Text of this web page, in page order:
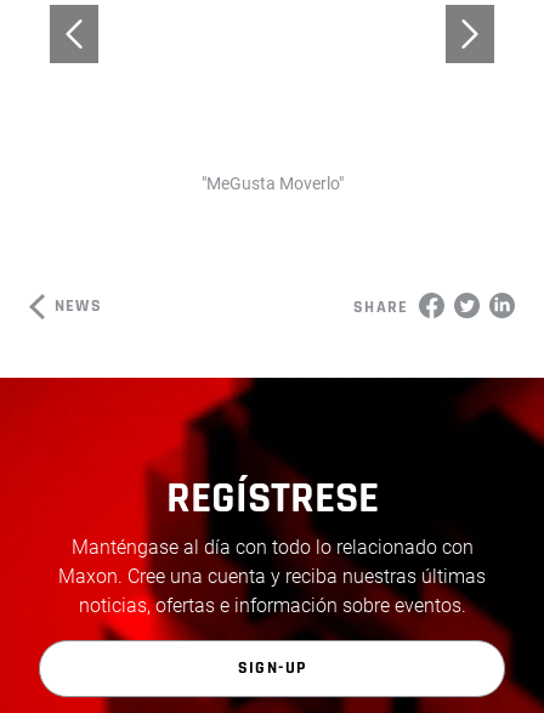
"MeGusta Moverlo"
NEWS SHARE
REGÍSTRESE
Manténgase al día con todo lo relacionado con
Maxon. Cree una cuenta y reciba nuestras últimas
noticias, ofertas e información sobre eventos.
SIGN-UP